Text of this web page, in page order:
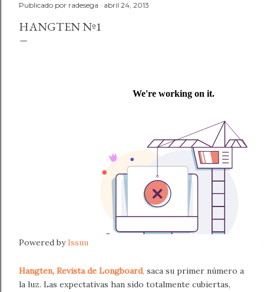
Publicado por radesega abril 24, 2013
HANGTEN Nº1
Powered byIssuu
Hangten, Revista de Longboard, saca su primer número a
la luz. Las expectativas han sido totalmente cubiertas,